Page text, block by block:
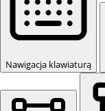
Nawigacja klawiaturą